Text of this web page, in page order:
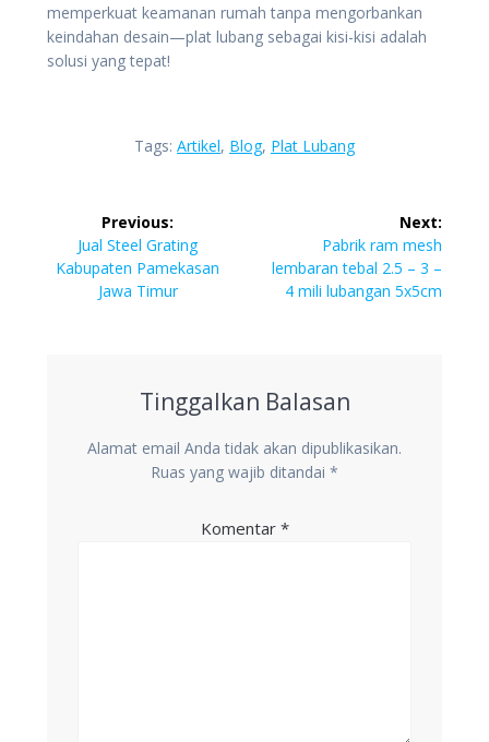
memperkuat keamanan rumah tanpa mengorbankan
keindahan desain—plat lubang sebagai kisi-kisi adalah
solusi yang tepat!
Tags: Artikel, Blog, Plat Lubang
Navigasi
pos
Previous:
Previous
post:
Jual Steel Grating
Kabupaten Pamekasan
Jawa Timur
Next:
Next
post:
Pabrik ram mesh
lembaran tebal 2.5 – 3 –
4 mili lubangan 5x5cm
Tinggalkan Balasan
Alamat email Anda tidak akan dipublikasikan.
Ruas yang wajib ditandai *
Komentar *